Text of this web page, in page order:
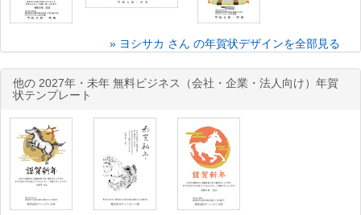
» ヨシサカ さん の年賀状デザインを全部見る
他の 2027年・未年 無料ビジネス（会社・企業・法人向け）年賀
状テンプレート